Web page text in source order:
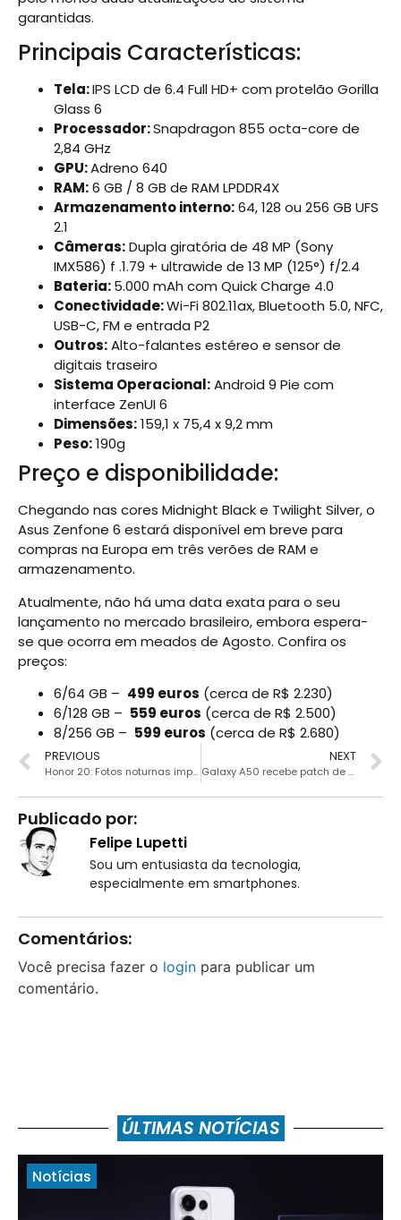
garantidas.
Principais Características:
Tela:IPS LCD de 6.4 Full HD+ com protelão Gorilla
Glass 6
Processador:Snapdragon 855 octa-core de
2,84 GHz
GPU:Adreno 640
RAM:6 GB / 8 GB de RAM LPDDR4X
Armazenamento interno:64, 128 ou 256 GB UFS
2.1
Câmeras:Dupla giratória de 48 MP (Sony
IMX586) f .1.79 + ultrawide de 13 MP (125°) f/2.4
Bateria:5.000 mAh com Quick Charge 4.0
Conectividade:Wi-Fi 802.11ax, Bluetooth 5.0, NFC,
USB-C, FM e entrada P2
Outros:Alto-falantes estéreo e sensor de
digitais traseiro
Sistema Operacional:Android 9 Pie com
interface ZenUI 6
Dimensões:159,1 x 75,4 x 9,2 mm
Peso:190g
Preço e disponibilidade:
Chegando nas cores Midnight Black e Twilight Silver, o
Asus Zenfone 6 estará disponível em breve para
compras na Europa em três verões de RAM e
armazenamento.
Atualmente, não há uma data exata para o seu
lançamento no mercado brasileiro, embora espera-
se que ocorra em meados de Agosto. Confira os
preços:
6/64 GB – 499 euros (cerca de R$ 2.230)
6/128 GB – 559 euros (cerca de R$ 2.500)
8/256 GB – 599 euros (cerca de R$ 2.680)
PREVIOUS
Honor 20: Fotos noturnas impressionam
NEXT
Galaxy A50 recebe patch de Maio e melhorias na câmera
Publicado por:
Felipe Lupetti
Sou um entusiasta da tecnologia,
especialmente em smartphones.
Comentários:
Você precisa fazer o login para publicar um
comentário.
ÚLTIMAS NOTÍCIAS
Notícias